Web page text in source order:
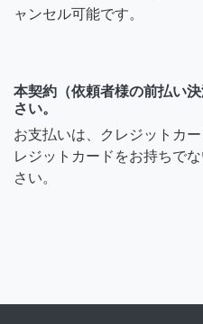
ャンセル可能です。
本契約（依頼者様の前払い
さい。
お支払いは、クレジットカ
レジットカードをお持ちで
さい。